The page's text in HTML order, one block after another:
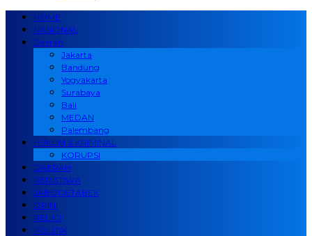
HOME
NASIONAL
Daerah
Jakarta
Bandung
Yogyakarta
Surabaya
Bali
MEDAN
Palembang
HUKUM & KRIMINAL
KORUPSI
DAERAH
PERISTIWA
JABODETABEK
OPINI
RELIGI
POLITIK